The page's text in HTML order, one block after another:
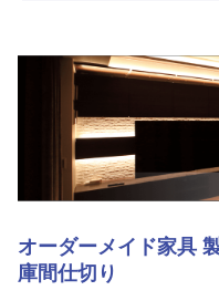
オーダーメイド家具
庫間仕切り